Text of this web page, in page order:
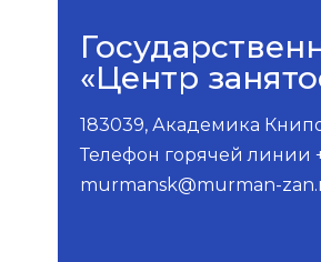
«Центр
183039, Академика
Телефон горячей линии
murmansk@murman-